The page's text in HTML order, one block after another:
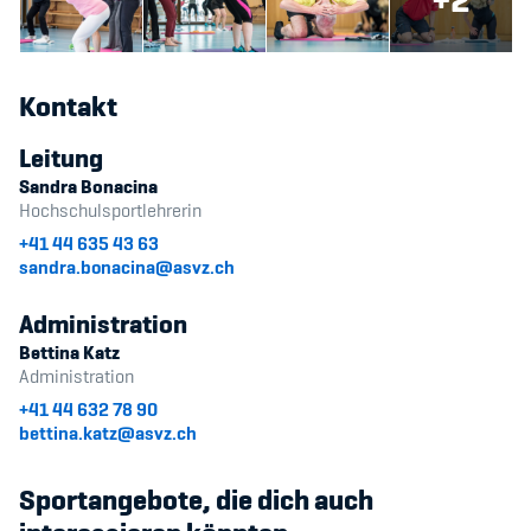
Sponsoren und Partner
Kontakt
Leitung
Sandra Bonacina
Hochschulsportlehrerin
+41 44 635 43 63
sandra.bonacina@asvz.ch
Administration
Bettina Katz
Administration
+41 44 632 78 90
bettina.katz@asvz.ch
Sportangebote, die dich auch